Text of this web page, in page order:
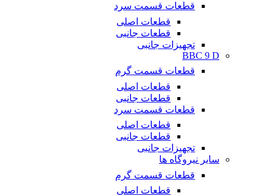
قطعات قسمت سرد
قطعات اصلی
قطعات جانبی
تجهیزات جانبی
BBC 9 D
قطعات قسمت گرم
قطعات اصلی
قطعات جانبی
قطعات قسمت سرد
قطعات اصلی
قطعات جانبی
تجهیزات جانبی
سایر نیروگاه ها
قطعات قسمت گرم
قطعات اصلی